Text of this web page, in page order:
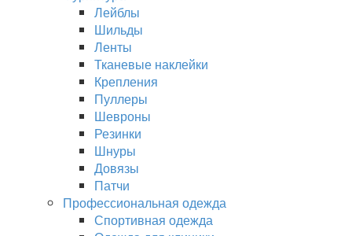
Лейблы
Шильды
Ленты
Тканевые наклейки
Крепления
Пуллеры
Шевроны
Резинки
Шнуры
Довязы
Патчи
Профессиональная одежда
Спортивная одежда